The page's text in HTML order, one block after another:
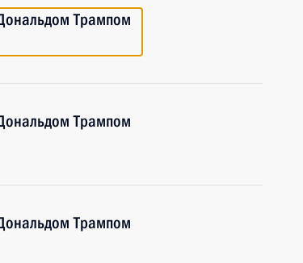
Трампом
Трампом
Трампом